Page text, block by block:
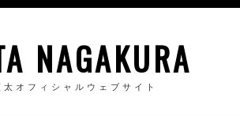
NAGAKURA
太オフィシャルウェブサイト